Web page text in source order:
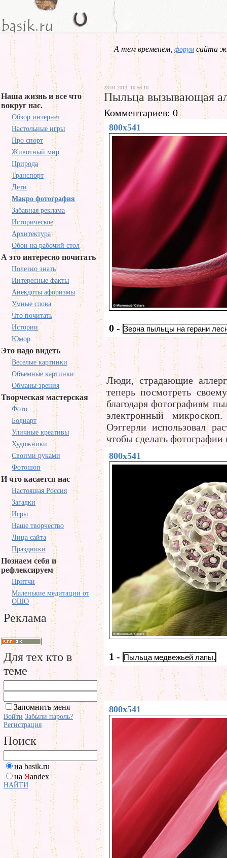
А тем временем,форум сайта
Наша жизнь и все что
вокруг нас.
Обзор интернет
Настольные игры
Про спорт
Животный мир
Природа
Транспорт
Дети
Макро фотография
Забавная реклама
Историческое
Архитектура
Обои на рабочий стол
А это интересно почитать
Полезно знать
Интересные факты
Анекдоты афоризмы
Умные слова
Что почитать
Истории
Юмор
Это надо видеть
Веселые картинки
Объемные картинки
Обманы зрения
Творческая мастерская
Фото
Бодиарт
Уличные креативы
Художники
Своими руками
Фотошоп
И что касается нас
Настоящая Россия
Загадки
Игры
Наше творчество
Лица сайта
Праздники
Познаем себя и
рефлексируем
Притчи
Маленькие медитации от
ОШО
Реклама
Для тех кто в
теме
Запомнить меня
Войти Забыли пароль?
Регистрация
Поиск
на basik.ru
на Яandex
НАЙТИ
28.04.2013, 10.56.10
Пыльца вызывающая
Комментариев: 0
800x541
0 - Зерна пыльцы на герани
Люди, страдающие
теперь посмотреть
благодаря фотографиям
электронный
Оэггерли использовал
чтобы сделать фотографии
800x541
1 - Пыльца медвежьей лапы.
800x541